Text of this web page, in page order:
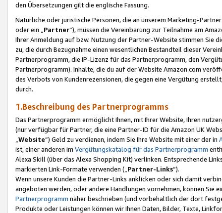
den Übersetzungen gilt die englische Fassung.
Natürliche oder juristische Personen, die an unserem Marketing-
oder ein „Partner“), müssen die Vereinbarung zur Teilnahme am
Ihrer Anmeldung auf bzw. Nutzung der Partner-Website stimmen Sie
zu, die durch Bezugnahme einen wesentlichen Bestandteil dieser
Partnerprogramm, die IP-Lizenz für das Partnerprogramm, den
Partnerprogramm). Inhalte, die du auf der Website Amazon.com
des Verbots von Kundenrezensionen, die gegen eine Vergütung
durch.
1.Beschreibung des Partnerprogramms
Das Partnerprogramm ermöglicht Ihnen, mit Ihrer Website, Ihren
(nur verfügbar für Partner, die eine Partner-ID für die Amazon UK
Website“) Geld zu verdienen, indem Sie Ihre Website mit einer der in
ist, einer anderen im Vergütungskatalog für das Partnerprogramm
Alexa Skill (über das Alexa Shopping Kit) verlinken. Entsprechende
markierten Link-Formate verwenden („ Partner-Links“).
Wenn unsere Kunden die Partner-Links anklicken oder sich damit
angeboten werden, oder andere Handlungen vornehmen, können Sie
Partnerprogramm näher beschrieben (und vorbehaltlich der dort
Produkte oder Leistungen können wir Ihnen Daten, Bilder, Texte,